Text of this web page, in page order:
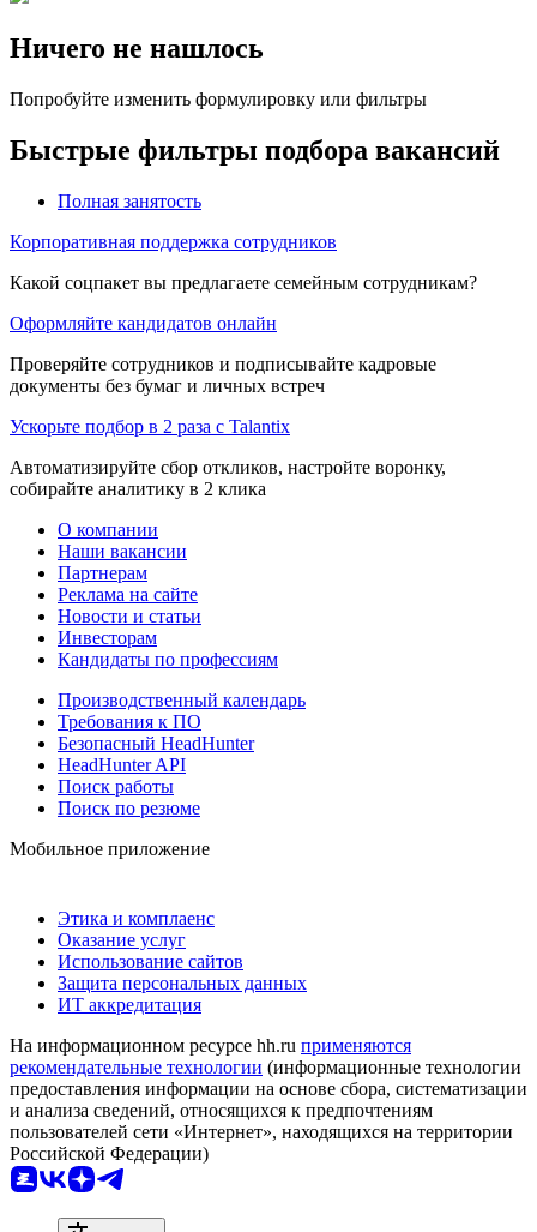
Ничего не нашлось
Попробуйте изменить формулировку или фильтры
Быстрые фильтры подбора вакансий
Полная занятость
Корпоративная поддержка сотрудников
Какой соцпакет вы предлагаете семейным сотрудникам?
Оформляйте кандидатов онлайн
Проверяйте сотрудников и подписывайте кадровые
документы без бумаг и личных встреч
Ускорьте подбор в 2 раза с Talantix
Автоматизируйте сбор откликов, настройте воронку,
собирайте аналитику в 2 клика
О компании
Наши вакансии
Партнерам
Реклама на сайте
Новости и статьи
Инвесторам
Кандидаты по профессиям
Производственный календарь
Требования к ПО
Безопасный HeadHunter
HeadHunter API
Поиск работы
Поиск по резюме
Мобильное приложение
Этика и комплаенс
Оказание услуг
Использование сайтов
Защита персональных данных
ИТ аккредитация
На информационном ресурсе hh.ru применяются
рекомендательные технологии (информационные технологии
предоставления информации на основе сбора, систематизации
и анализа сведений, относящихся к предпочтениям
пользователей сети «Интернет», находящихся на территории
Российской Федерации)